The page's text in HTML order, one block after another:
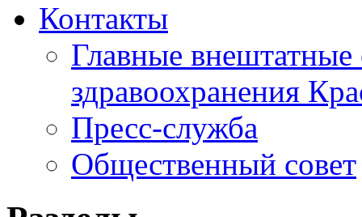
Контакты
Главные внештатные
здравоохранения
Пресс-служба
Общественный совет